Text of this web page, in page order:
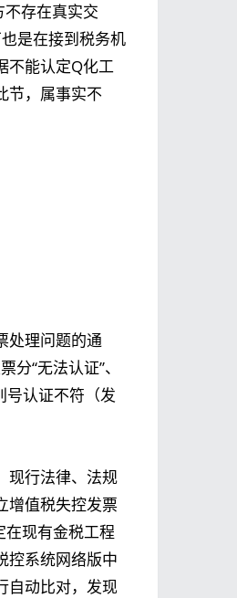
存在真实交
是在接到税务机
不能认定Q化工
节，属事实不
处理问题的通
“无法认证”、
号认证不符（发
现行法律、法规
增值税失控发票
现有金税工程
控系统网络版中
自动比对，发现